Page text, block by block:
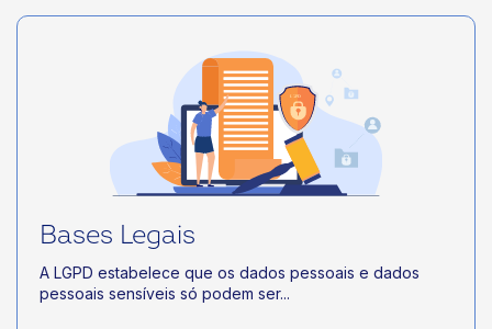
Bases Legais
A LGPD estabelece que os dados pessoais e dados
pessoais sensíveis só podem ser...